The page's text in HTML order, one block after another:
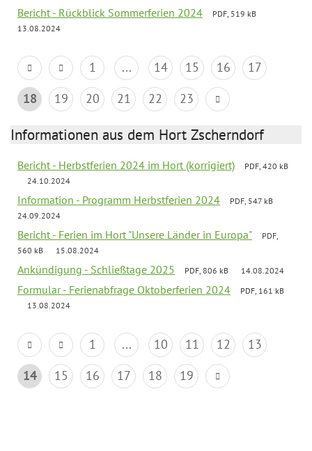
Bericht - Rückblick Sommerferien 2024
PDF, 519 kB
13.08.2024
1 ... 14 15 16
17
18
19 20 21 22 23
Informationen aus dem Hort Zscherndorf
Bericht - Herbstferien 2024 im Hort (korrigiert)
PDF, 420 kB
24.10.2024
Information - Programm Herbstferien 2024
PDF, 547 kB
24.09.2024
Bericht - Ferien im Hort "Unsere Länder in Europa"
PDF,
560 kB
15.08.2024
Ankündigung - Schließtage 2025 PDF, 806 kB 14.08.2024
Formular - Ferienabfrage Oktoberferien 2024
PDF, 161 kB
13.08.2024
1 ... 10 11 12
13
14
15 16 17 18 19